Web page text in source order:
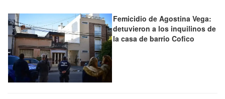
Femicidio de Agostina Vega:
detuvieron a los inquilinos de
la casa de barrio Cofico